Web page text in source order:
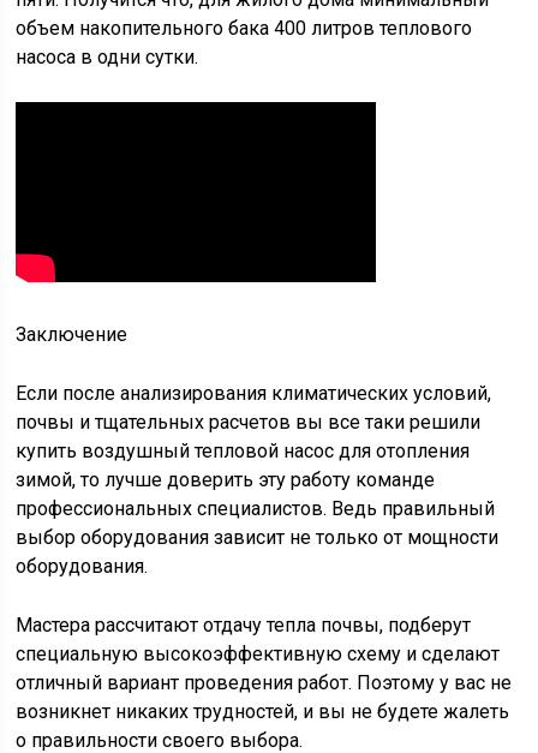
объем накопительного бака 400 литров теплового
насоса в одни сутки.
Заключение
Если после анализирования климатических условий,
почвы и тщательных расчетов вы все таки решили
купить воздушный тепловой насос для отопления
зимой, то лучше доверить эту работу команде
профессиональных специалистов. Ведь правильный
выбор оборудования зависит не только от мощности
оборудования.
Мастера рассчитают отдачу тепла почвы, подберут
специальную высокоэффективную схему и сделают
отличный вариант проведения работ. Поэтому у вас не
возникнет никаких трудностей, и вы не будете жалеть
о правильности своего выбора.